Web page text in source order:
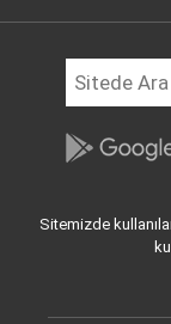
Sitemizde